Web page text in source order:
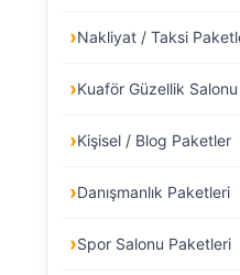
Nakliyat / Taksi
Kuaför Güzellik Salonu
Kişisel / Blog Paketler
Danışmanlık Paketleri
Spor Salonu Paketleri